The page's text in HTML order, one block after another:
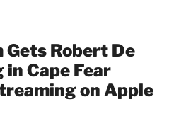
Gets Robert De
Cape Fear
on Apple